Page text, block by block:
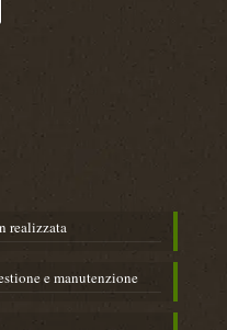
realizzata
e manutenzione